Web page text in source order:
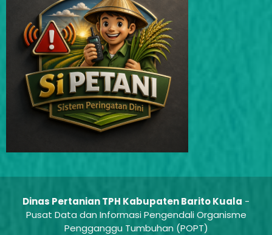
Dinas Pertanian TPH Kabupaten Barito Kuala -
Pusat Data dan Informasi Pengendali Organisme
Pengganggu Tumbuhan (POPT)